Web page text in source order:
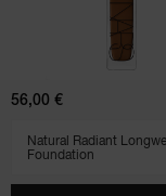
Natural
Radiant
56,00 €